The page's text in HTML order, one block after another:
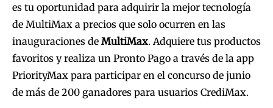
es tu oportunidad para adquirir la mejor tecnología
de MultiMax a precios que solo ocurren en las
inauguraciones de MultiMax. Adquiere tus productos
favoritos y realiza un Pronto Pago a través de la app
PriorityMax para participar en el concurso de junio
de más de 200 ganadores para usuarios CrediMax.